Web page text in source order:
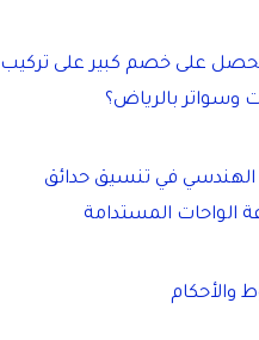
على خصم كبير على تركيب
وسواتر بالرياض؟
الهندسي في تنسيق حدائق
الواحات المستدامة
والأحكام